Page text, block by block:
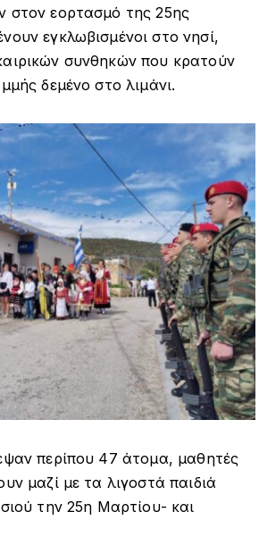
στον εορτασμό της 25ης
εγκλωβισμένοι στο νησί,
συνθηκών που κρατούν
δεμένο στο λιμάνι.
περίπου 47 άτομα, μαθητές
μαζί με τα λιγοστά παιδιά
την 25η Μαρτίου- και